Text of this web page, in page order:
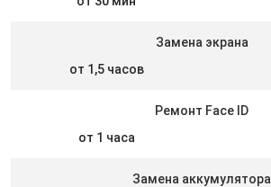
Замена экрана
от 1,5 часов
Ремонт Face ID
от 1 часа
Замена аккумулятора